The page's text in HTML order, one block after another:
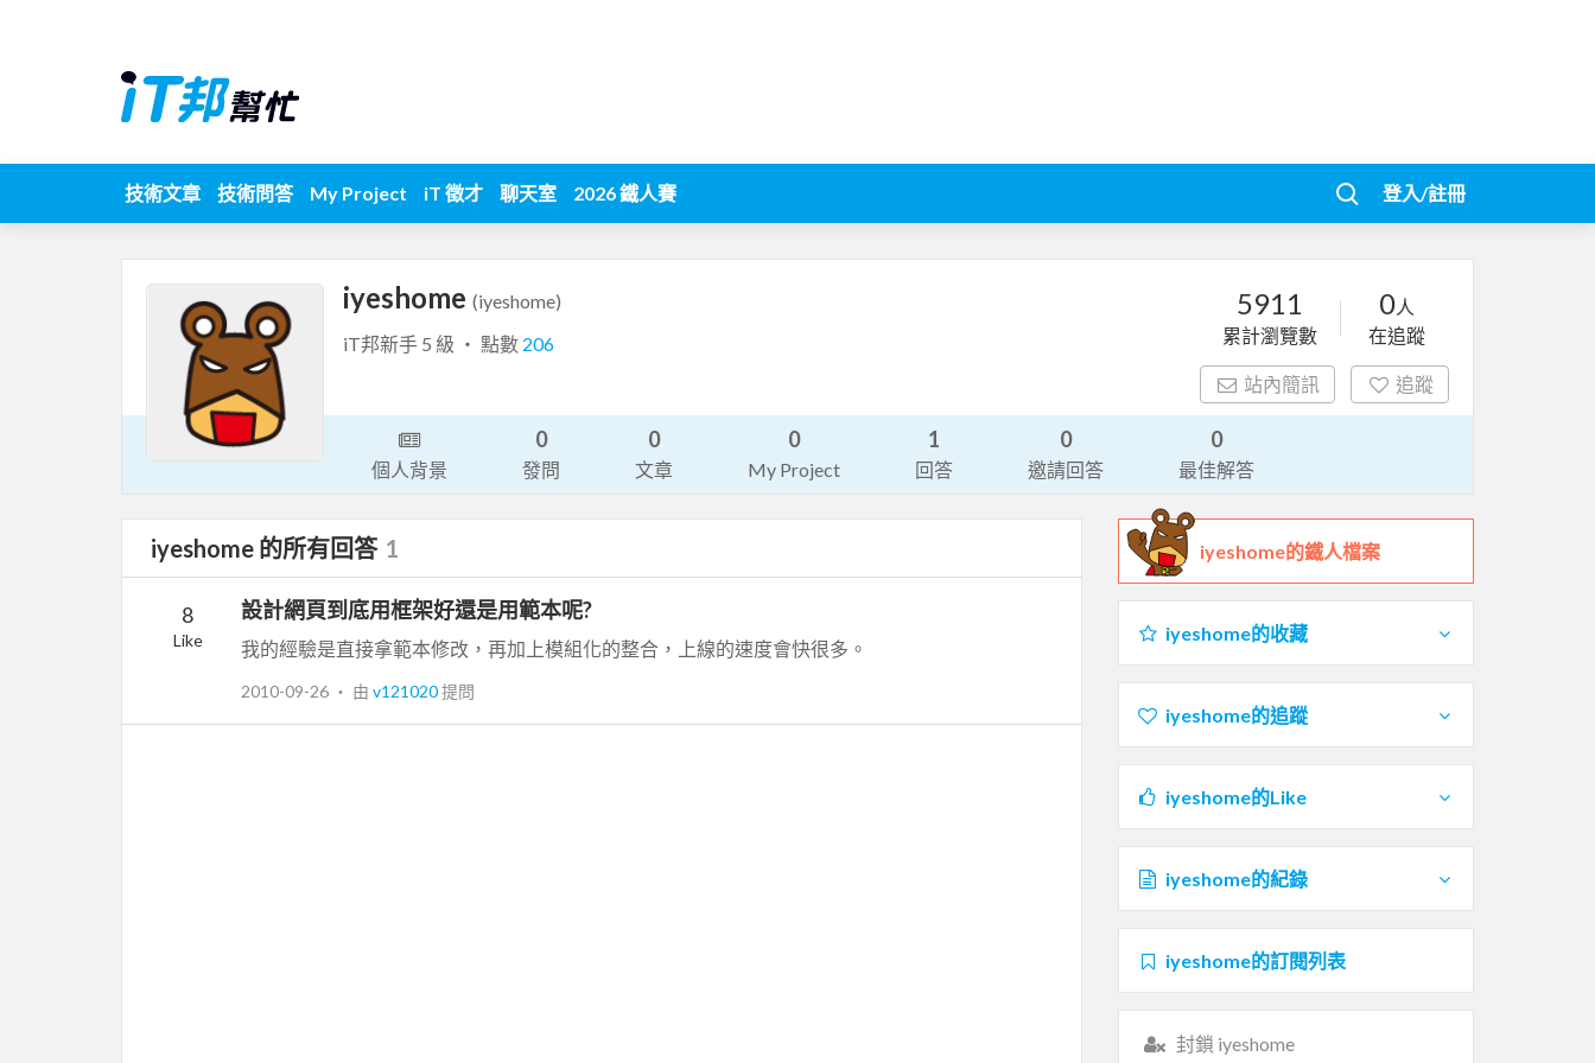
技術文章 技術問答 My Project iT 徵才 聊天室 2026 鐵人賽 登入/註冊
iyeshome (iyeshome)
iT邦新手 5 級 ‧ 點數 206
5911
累計瀏覽數
0人
在追蹤
站內簡訊 追蹤
個人背景
0
發問
0
文章
0
My Project
1
回答
0
邀請回答
0
最佳解答
iyeshome 的所有回答 1
8
Like
設計網頁到底用框架好還是用範本呢?
我的經驗是直接拿範本修改，再加上模組化的整合，上線的速度會快很多。
2010-09-26 ‧ 由 v121020提問
iyeshome的鐵人檔案
iyeshome的收藏
iyeshome的追蹤
iyeshome的Like
iyeshome的紀錄
iyeshome的訂閱列表
封鎖 iyeshome